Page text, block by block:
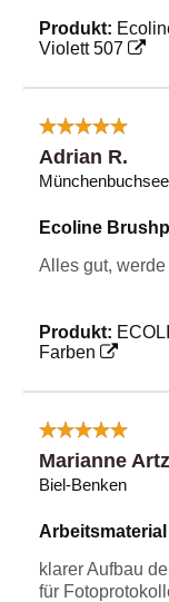
Produkt:
Violett 507
Adrian R.
Münchenbuchsee
Ecoline
Alles gut,
Produkt:
Farben
Marianne Artz
Biel-Benken
Arbeitsmaterial
klarer Aufbau
für